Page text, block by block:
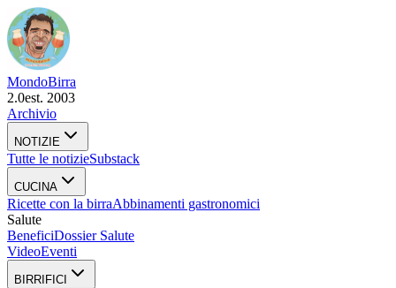
MondoBirra
2.0est. 2003
Archivio
NOTIZIE
Tutte le notizieSubstack
CUCINA
Ricette con la birraAbbinamenti gastronomici
Salute
BeneficiDossier Salute
VideoEventi
BIRRIFICI